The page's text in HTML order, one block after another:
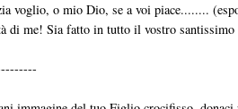
voglio, o mio Dio, se a voi piace........
di me! Sia fatto in tutto il vostro santissimo